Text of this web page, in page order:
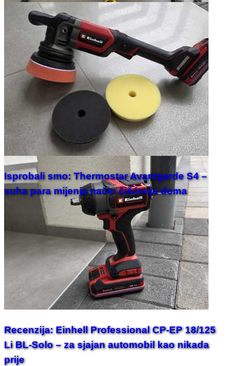
Isprobali smo: Thermostar Avantgarde S4 –
suha para mijenja način čišćenja doma
Recenzija: Einhell Professional CP-EP 18/125
Li BL-Solo – za sjajan automobil kao nikada
prije